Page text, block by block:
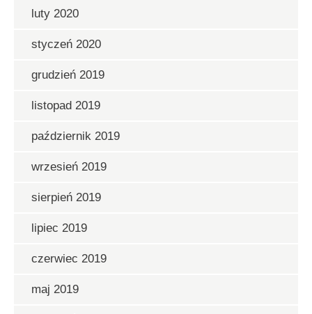
luty 2020
styczeń 2020
grudzień 2019
listopad 2019
październik 2019
wrzesień 2019
sierpień 2019
lipiec 2019
czerwiec 2019
maj 2019